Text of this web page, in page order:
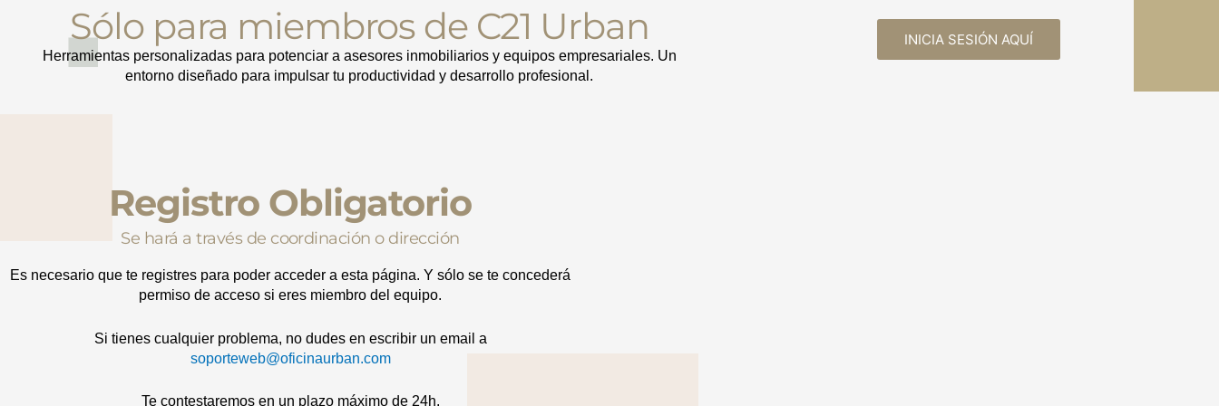
Sólo para miembros de C21 Urban
Herramientas personalizadas para potenciar a asesores inmobiliarios y equipos empresariales. Un
entorno diseñado para impulsar tu productividad y desarrollo profesional.
INICIA SESIÓN AQUÍ
Registro Obligatorio
Se hará a través de coordinación o dirección
Es necesario que te registres para poder acceder a esta página. Y sólo se te concederá
permiso de acceso si eres miembro del equipo.
Si tienes cualquier problema, no dudes en escribir un email a
soporteweb@oficinaurban.com
Te contestaremos en un plazo máximo de 24h.